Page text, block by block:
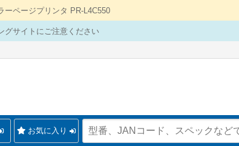
ーページプリンタ PR-L4C550
グサイトにご注意ください
お気に入り